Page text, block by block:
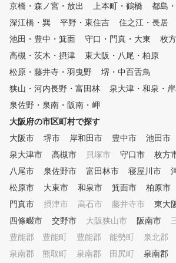
ックもしております。 ■シミュ
レーターによるデータ解析もし
ております。
最
の
や
来
京橋・森ノ宮・放出
上本町・鶴橋
都島
深江橋・巽
平野・東住吉 住之江・長居
池田・豊中・箕面
守口・門真・大東
枚
高槻・茨木・摂津
東大阪・八尾・柏原
松原・藤井寺・羽曳野
堺・中百舌鳥
狭山・河内長野・富田林
泉大津・和泉・岸
泉佐野・泉南・阪南・岬
大阪府の市区町村で探す
大阪市
堺市 岸和田市 豊中市 池田市
泉大津市
高槻市 貝塚市 守口市 枚方
八尾市
泉佐野市 富田林市 寝屋川市
松原市
大東市 和泉市 箕面市 柏原市
門真市
摂津市 高石市 藤井寺市 東大
四條畷市
交野市 大阪狭山市 阪南市
豊能郡 豊能町
豊能郡 能勢町
泉北郡
泉南郡 熊取町
泉南郡 田尻町
泉南郡